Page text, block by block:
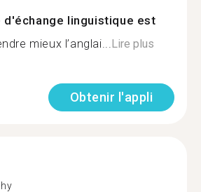
d'échange linguistique est
mieux l’anglai...Lire plus
Obtenir l'appli